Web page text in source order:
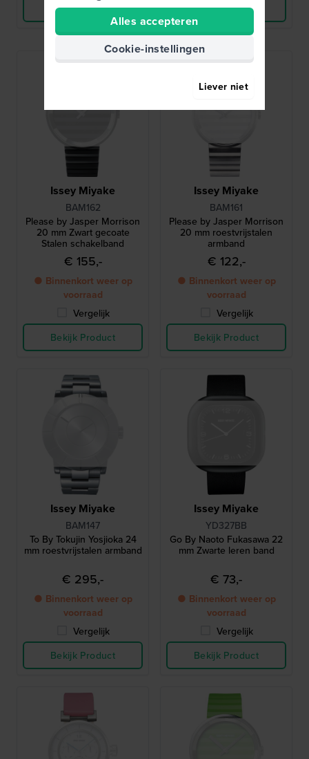
Bekijk Product Bekijk Product
Issey Miyake
BAM162
Please by Jasper Morrison
20 mm Zwart gecoate
Stalen schakelband
€ 155,-
● Binnenkort weer op
voorraad
Vergelijk
Bekijk Product
Issey Miyake
BAM161
Please by Jasper Morrison
20 mm roestvrijstalen
armband
€ 122,-
● Binnenkort weer op
voorraad
Vergelijk
Bekijk Product
Issey Miyake
BAM147
To By Tokujin Yosjioka 24
mm roestvrijstalen armband
€ 295,-
● Binnenkort weer op
voorraad
Vergelijk
Bekijk Product
Issey Miyake
YD327BB
Go By Naoto Fukasawa 22
mm Zwarte leren band
€ 73,-
● Binnenkort weer op
voorraad
Vergelijk
Bekijk Product
Alles accepteren
Cookie-instellingen
Liever niet